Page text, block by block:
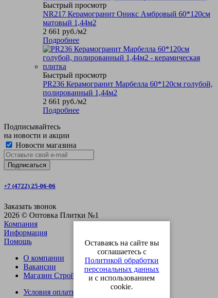
Быстрый просмотр
NR217 Керамогранит Оникс Амбровый 60*120см
матовый 1,44м2
2 661 руб./м2
Подробнее
Быстрый просмотр
PR236 Керамогранит Марбелла 60*120см голубой,
полированный 1,44м2
2 661 руб./м2
Подробнее
Подписывайтесь
на новости и акции
Новости магазина
+7 (4722) 25-06-06
Заказать звонок
2026 © Оптовка Плитки №1
Компания
Информация
Помощь
О компании
Вакансии
Магазин СтройОпт
Условия оплаты
Оставаясь на сайте вы
соглашаетесь с
Политикой обработки
персональных данных
и с использованием
cookie.